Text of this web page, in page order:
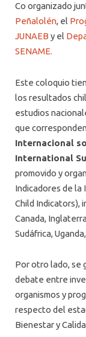
Co organizado
Peñalolén, el
JUNAEB y el
SENAME.
Este coloquio
los resultados
estudios
que
Internacional
International
promovido y
Indicadores de la
Child Indicators),
Canada,
Sudáfrica,
Por otro lado, se
debate entre
organismos y
respecto del
Bienestar y